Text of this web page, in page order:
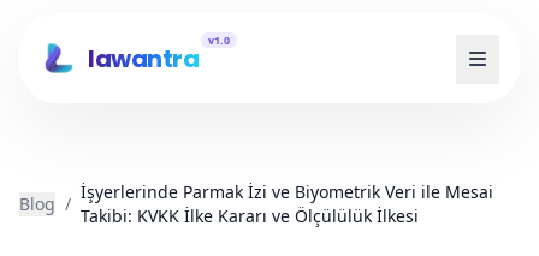
lawantra
v1.0
Blog /
İşyerlerinde Parmak İzi ve Biyometrik Veri ile Mesai
Takibi: KVKK İlke Kararı ve Ölçülülük İlkesi